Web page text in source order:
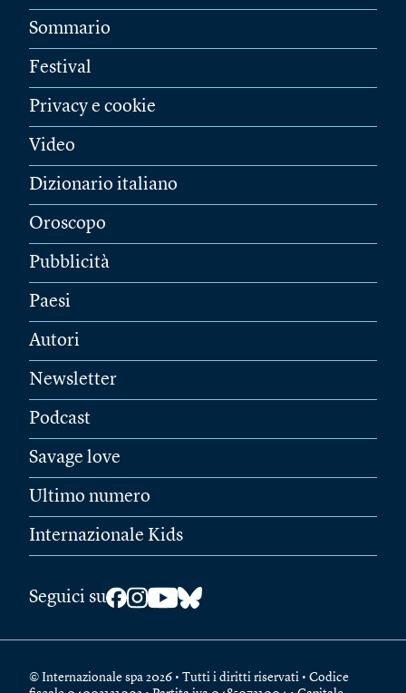
Sommario
Festival
Privacy e cookie
Video
Dizionario italiano
Oroscopo
Pubblicità
Paesi
Autori
Newsletter
Podcast
Savage love
Ultimo numero
Internazionale Kids
Seguici su
© Internazionale spa 2026 • Tutti i diritti riservati • Codice